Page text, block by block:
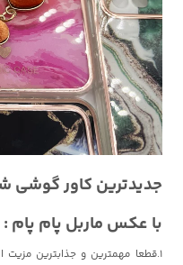
با عکس ماربل پام پام :
1.قطعا مهمترین و جذابترین مزیت